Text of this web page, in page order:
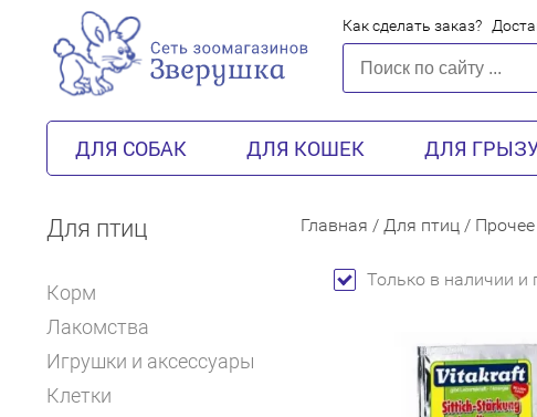
Как сделать заказ?
ДЛЯ СОБАК ДЛЯ КОШЕК ДЛЯ
Для птиц
Корм
Лакомства
Игрушки и аксессуары
Клетки
Главная / Для птиц / Прочее
Только в наличии и